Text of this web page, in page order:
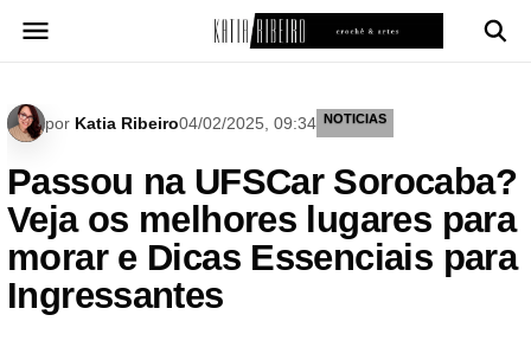
para
por Katia Ribeiro04/02/2025, 09:34 NOTICIAS
Passou na UFSCar Sorocaba?
Veja os melhores lugares para
morar e Dicas Essenciais para
Ingressantes